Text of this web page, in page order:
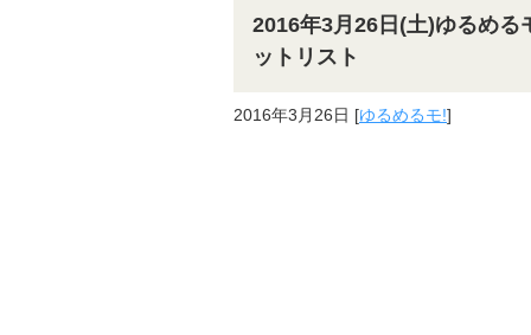
2016年3月26日(土)ゆるめ
ットリスト
2016年3月26日 [ゆるめるモ!]